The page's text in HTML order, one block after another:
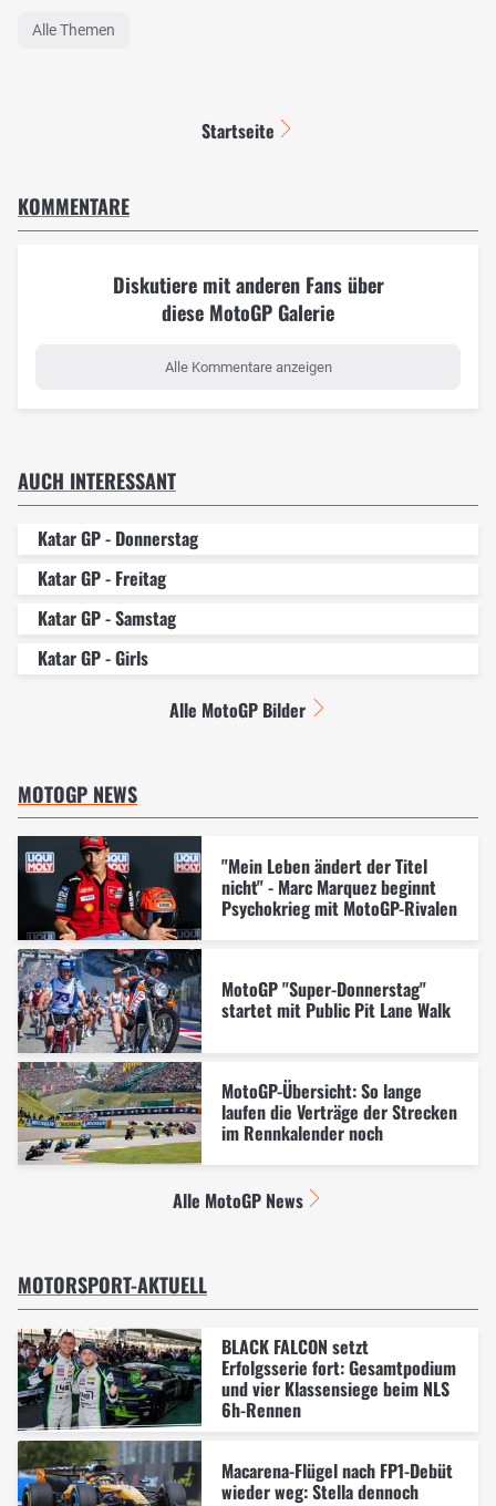
Alle Themen
Startseite
KOMMENTARE
Diskutiere mit anderen Fans über
diese MotoGP Galerie
Alle Kommentare anzeigen
AUCH INTERESSANT
Katar GP - Donnerstag
Katar GP - Freitag
Katar GP - Samstag
Katar GP - Girls
Alle MotoGP Bilder
MOTOGP NEWS
"Mein Leben ändert der Titel
nicht" - Marc Marquez beginnt
Psychokrieg mit MotoGP-Rivalen
MotoGP "Super-Donnerstag"
startet mit Public Pit Lane Walk
MotoGP-Übersicht: So lange
laufen die Verträge der Strecken
im Rennkalender noch
Alle MotoGP News
MOTORSPORT-AKTUELL
BLACK FALCON setzt
Erfolgsserie fort: Gesamtpodium
und vier Klassensiege beim NLS
6h-Rennen
Macarena-Flügel nach FP1-Debüt
wieder weg: Stella dennoch